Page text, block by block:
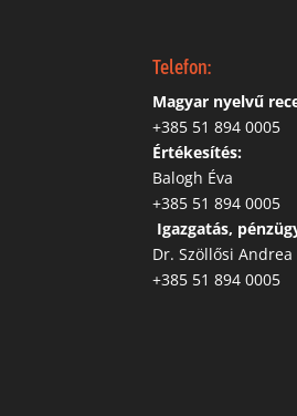
Telefon:
Magyar nyelvű
‭+385 51 894 0005
Értékesítés:
Balogh Éva
+385 51 894 0005
Igazgatás,
Dr. Szöllősi Andrea
+385 51 894 0005